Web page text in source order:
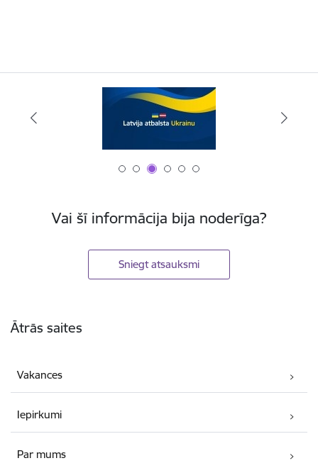
Vai šī informācija bija noderīga?
Sniegt atsauksmi
Ātrās saites
Vakances
Iepirkumi
Par mums